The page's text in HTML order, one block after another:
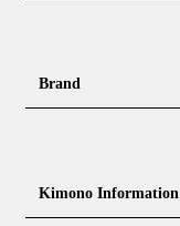
Footwear ＆ bag
Men's Yukata
Brand
Y. & SONS
Kimono Information